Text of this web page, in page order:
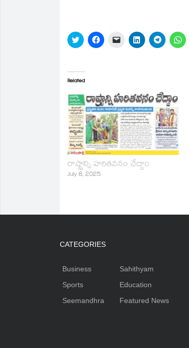
Click
to
(Opens
in
new
window)
Click
to
window)
Click
(Opens
in
new
window)
Click
to
window)
Click
to
window)
to
Related
రాష్ట్రాన్ని హరితవనం చేద్దాం
July 8, 2025
CATEGORIES
Business
Sports
Seemandhra
Sahithyam
Education
Featured News